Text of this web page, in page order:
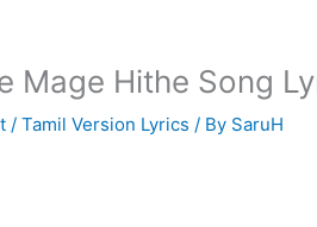
Mage Hithe Song
/Tamil Version Lyrics / By SaruH